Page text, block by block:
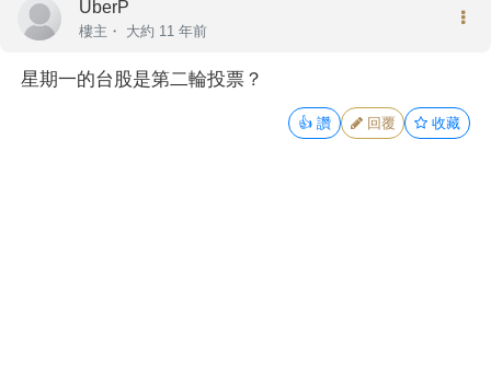
UberP
樓主 ・ 大約 11 年前
星期一的台股是第二輪投票？
👍 讚 回覆 收藏